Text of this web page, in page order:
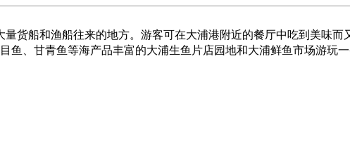
货船和渔船往来的地方。游客可在大浦港附近的餐厅中吃到美味而
鱼、甘青鱼等海产品丰富的大浦生鱼片店园地和大浦鲜鱼市场游玩